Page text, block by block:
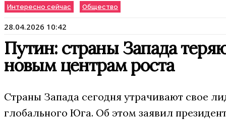
Интересно сейчас Общество
28.04.2026 10:42
Путин: страны Запада
новым центрам роста
Страны Запада сегодня утрачивают свое
глобального Юга. Об этом заявил